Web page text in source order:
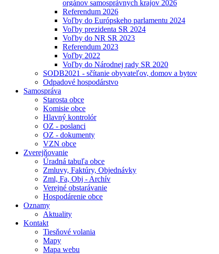
orgánov samosprávnych krajov 2026
Referendum 2026
Voľby do Európskeho parlamentu 2024
Voľby prezidenta SR 2024
Voľby do NR SR 2023
Referendum 2023
Voľby 2022
Voľby do Národnej rady SR 2020
SODB2021 - sčítanie obyvateľov, domov a bytov
Odpadové hospodárstvo
Samospráva
Starosta obce
Komisie obce
Hlavný kontrolór
OZ - poslanci
OZ - dokumenty
VZN obce
Zverejňovanie
Úradná tabuľa obce
Zmluvy, Faktúry, Objednávky
Zml, Fa, Obj - Archív
Verejné obstarávanie
Hospodárenie obce
Oznamy
Aktuality
Kontakt
Tiesňové volania
Mapy
Mapa webu